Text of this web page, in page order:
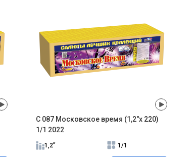
С 087 Московское время (1,2"х 220)
1/1 2022
1,2" 1/1